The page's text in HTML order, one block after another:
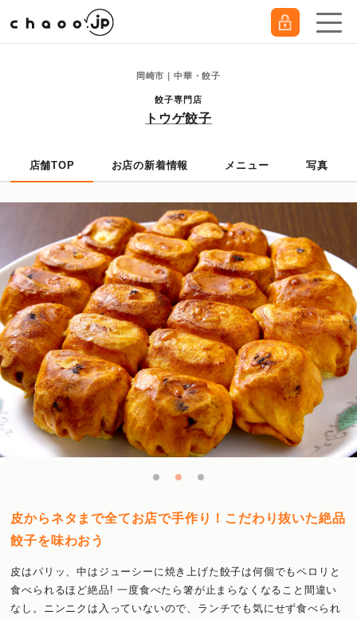
岡崎市｜中華・餃子
餃子専門店
トウゲ餃子
店舗TOP お店の新着情報 メニュー 写真
皮からネタまで全てお店で手作り！こだわり抜いた絶品
餃子を味わおう
皮はパリッ、中はジューシーに焼き上げた餃子は何個でもペロリと
食べられるほど絶品! 一度食べたら箸が止まらなくなること間違い
なし。ニンニクは入っていないので、ランチでも気にせず食べられ